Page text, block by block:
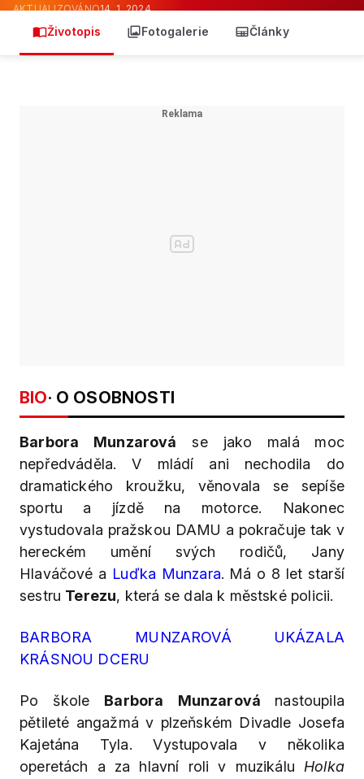
AKTUALIZOVÁNO14. 1. 2024
Životopis Fotogalerie Články
BIO· O OSOBNOSTI
Barbora Munzarová se jako malá moc
nepředváděla. V mládí ani nechodila do
dramatického kroužku, věnovala se sepíše
sportu a jízdě na motorce. Nakonec
vystudovala pražskou DAMU a pokračuje tak v
hereckém umění svých rodičů, Jany
Hlaváčové a Luďka Munzara. Má o 8 let starší
sestru Terezu, která se dala k městské policii.
BARBORA MUNZAROVÁ UKÁZALA
KRÁSNOU DCERU
Po škole Barbora Munzarová nastoupila
pětileté angažmá v plzeňském Divadle Josefa
Kajetána Tyla. Vystupovala v několika
operetách a za hlavní roli v muzikálu Holka